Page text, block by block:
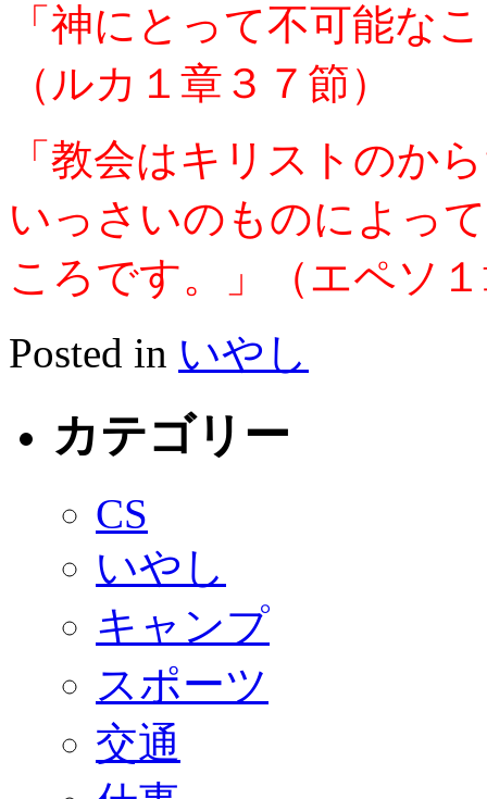
「神にとって不可能な
（ルカ１章３７節）
「教会はキリストのか
いっさいのものによっ
ころです。」（エペソ
Posted in いやし
カテゴリー
CS
いやし
キャンプ
スポーツ
交通